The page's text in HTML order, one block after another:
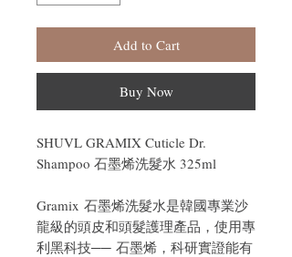
Add to Cart
Buy Now
SHUVL GRAMIX Cuticle Dr.
Shampoo 石墨烯洗髮水 325ml
Gramix 石墨烯洗髮水是韓國專業沙
龍級的頭皮和頭髮護理產品，使用專
利黑科技── 石墨烯，科研實證能有